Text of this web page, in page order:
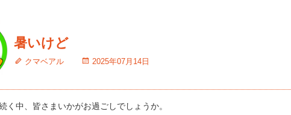
暑いけど
クマベアル 2025年07月14日
く中、皆さまいかがお過ごしでしょうか。